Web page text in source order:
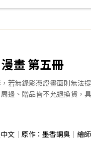
畫 第五冊
若無錄影憑證畫面則無法
邊、贈品皆不允退換貨，
文｜原作：墨香銅臭｜繪